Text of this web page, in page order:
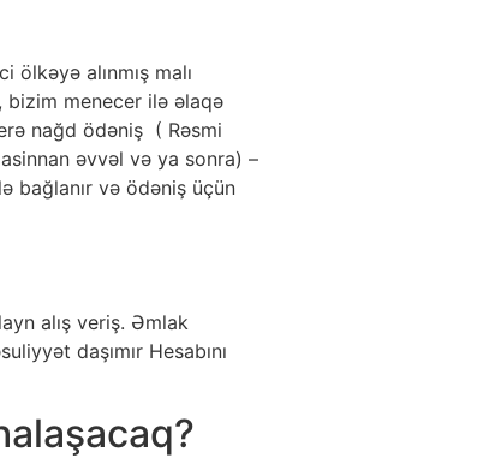
alınmış malı
bizim menecer ilə əlaqə
nağd ödəniş ( Rəsmi
əvvəl və ya sonra) –
bağlanır və ödəniş üçün
alış veriş. Əmlak
daşımır Hesabını